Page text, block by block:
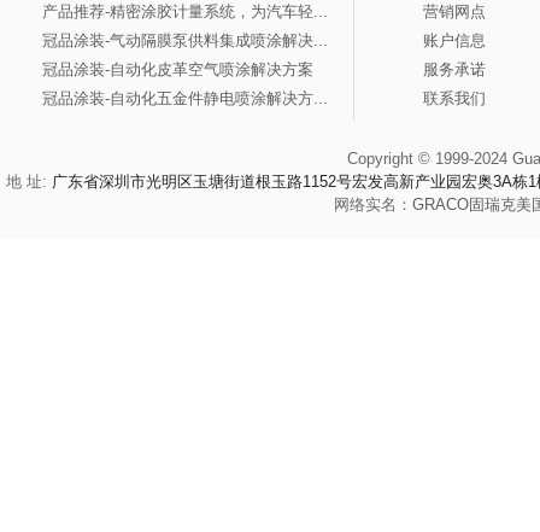
产品推荐-精密涂胶计量系统，为汽车轻...
冠品涂装-气动隔膜泵供料集成喷涂解决...
冠品涂装-自动化皮革空气喷涂解决方案
冠品涂装-自动化五金件静电喷涂解决方...
营销网点
账户信息
服务承诺
联系我们
Copyright © 1999-2024
地 址: 广东省深圳市光明区玉塘街道根玉路1152号宏发高新产业园宏奥3A栋1
网络实名： GRACO固瑞克美